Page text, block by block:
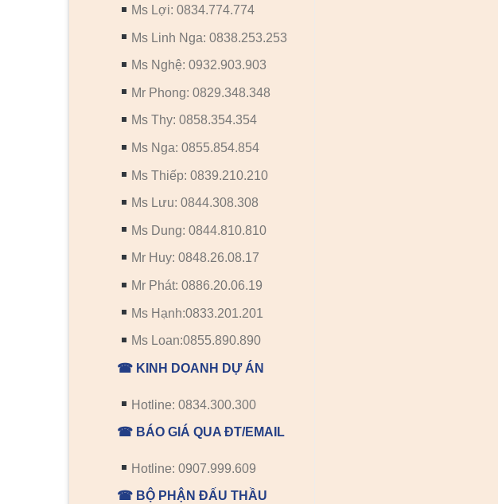
Ms Lợi: 0834.774.774
Ms Linh Nga: 0838.253.253
Ms Nghệ: 0932.903.903
Mr Phong: 0829.348.348
Ms Thy: 0858.354.354
Ms Nga: 0855.854.854
Ms Thiếp: 0839.210.210
Ms Lưu: 0844.308.308
Ms Dung: 0844.810.810
Mr Huy: 0848.26.08.17
Mr Phát: 0886.20.06.19
Ms Hạnh:0833.201.201
Ms Loan:0855.890.890
☎ KINH DOANH DỰ ÁN
Hotline: 0834.300.300
☎ BÁO GIÁ QUA ĐT/EMAIL
Hotline: 0907.999.609
☎ BỘ PHẬN ĐẤU THẦU